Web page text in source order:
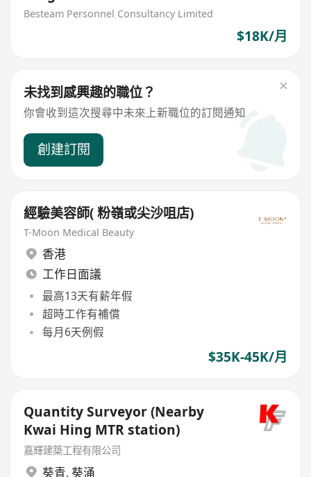
Besteam Personnel Consultancy Limited
$18K/月
未找到感興趣的職位？
你會收到這次搜尋中未來上新職位的訂閱通知
創建訂閱
經驗美容師( 粉嶺或尖沙咀店)
T-Moon Medical Beauty
香港
工作日面議
最高13天有薪年假
超時工作有補償
每月6天例假
$35K-45K/月
Quantity Surveyor (Nearby
Kwai Hing MTR station)
嘉輝建築工程有限公司
葵青, 葵涌